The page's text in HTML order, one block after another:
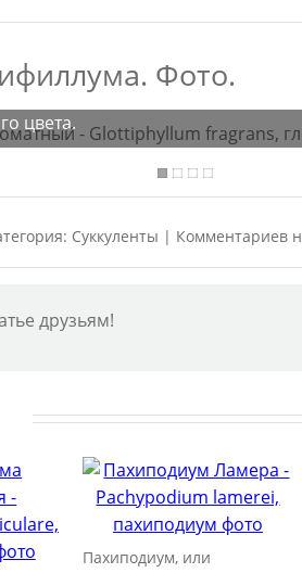
Фото.
(Glottiphyllum
листа выпуклая. Цветки крупные,
цвета.
Суккуленты | Комментариев
друзьям!
Пахиподиум, или